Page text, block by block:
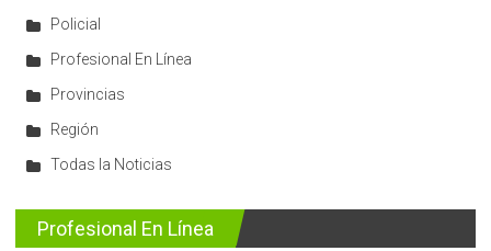
Policial
Profesional En Línea
Provincias
Región
Todas la Noticias
Profesional En Línea